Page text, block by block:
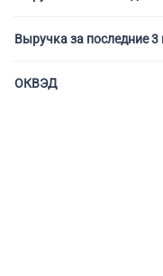
Страховые компании
Выручка за последние 3
ОКВЭД